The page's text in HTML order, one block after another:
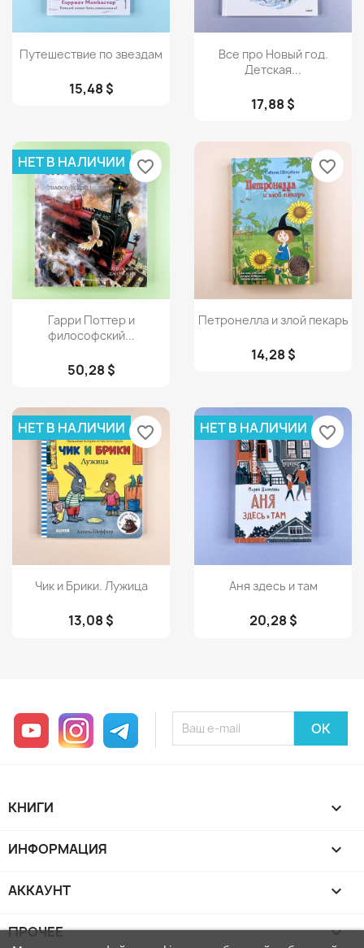
Просмотр
Путешествие по звездам
15,48 $
Просмотр
Все про Новый год.
Детская...
17,88 $
Просмотр
Гарри Поттер и
философский...
50,28 $
НЕТ В НАЛИЧИИ favorite_border
Просмотр
Петронелла и злой пекарь
14,28 $
favorite_border
Просмотр
Чик и Брики. Лужица
13,08 $
НЕТ В НАЛИЧИИ favorite_border
Просмотр
Аня здесь и там
20,28 $
НЕТ В НАЛИЧИИ favorite_border
YouTube InstagramTelegram
КНИГИ 
ИНФОРМАЦИЯ 
АККАУНТ 
ПРОЧЕЕ 